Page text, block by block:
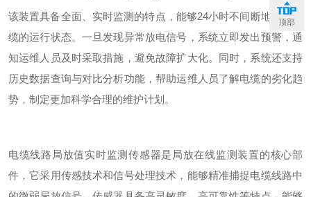
该装置具备全面、实时监测的特点，能够24小时不间断地监控电
缆的运行状态。一旦发现异常放电信号，系统立即发出预警，通
知运维人员及时采取措施，避免故障扩大化。同时，系统还支持
历史数据查询与对比分析功能，帮助运维人员了解电缆的劣化趋
势，制定更加科学合理的维护计划。
电缆线路局放值实时监测传感器是局放在线监测装置的核心部
件，它采用传感技术和信号处理技术，能够精准捕捉电缆线路中
顶部